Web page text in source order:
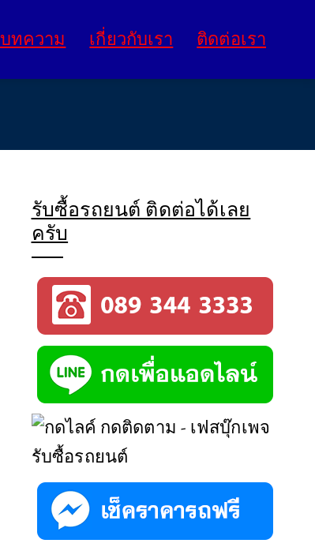
บทความ เกี่ยวกับเรา ติดต่อเรา
รับซื้อรถยนต์ ติดต่อได้เลย
ครับ